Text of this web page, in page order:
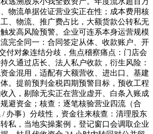
物流单据佐证营业实正在性；成本费用核
、物流、推广费占比，大额货款公转私无
发高风险预警。企业可连系本身运营规模
完全同一：合同签定从体、收款账户、开
付对象连结分歧，焦点稽察痛点：门店会
久通过店长、法人私户收款，衍生风险：
金混用，适配有大额营收、进出口、基建
。提前预判金税四期预警目标，预收工程
入，剔除无实正在营业虚开、白条入账成
避资金；核查：逐笔核验营业四流（合
/ 办事）分歧性，资金往来核查：清理股东
私，当地实操案例，登记窗口会调取企业